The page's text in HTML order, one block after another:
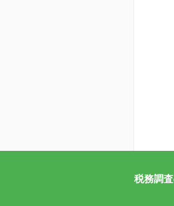
税務調